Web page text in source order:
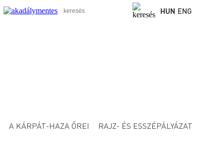
HUN ENG
A KÁRPÁT-HAZA ŐREI RAJZ- ÉS ESSZÉPÁLYÁZAT